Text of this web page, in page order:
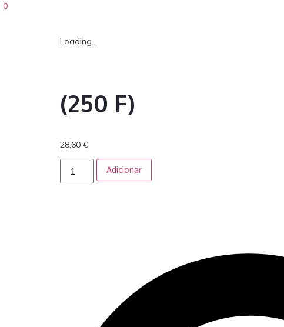
0
Loading...
(250 F)
28,60 €
Adicionar